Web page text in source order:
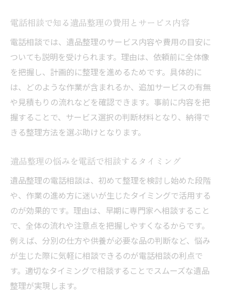
電話相談で知る遺品整理の費用とサービス内容
電話相談では、遺品整理のサービス内容や費用の目安に
ついても説明を受けられます。理由は、依頼前に全体像
を把握し、計画的に整理を進めるためです。具体的に
は、どのような作業が含まれるか、追加サービスの有無
や見積もりの流れなどを確認できます。事前に内容を把
握することで、サービス選択の判断材料となり、納得で
きる整理方法を選ぶ助けとなります。
遺品整理の悩みを電話で相談するタイミング
遺品整理の電話相談は、初めて整理を検討し始めた段階
や、作業の進め方に迷いが生じたタイミングで活用する
のが効果的です。理由は、早期に専門家へ相談すること
で、全体の流れや注意点を把握しやすくなるからです。
例えば、分別の仕方や供養が必要な品の判断など、悩み
が生じた際に気軽に相談できるのが電話相談の利点で
す。適切なタイミングで相談することでスムーズな遺品
整理が実現します。